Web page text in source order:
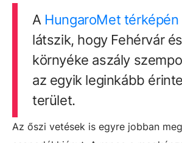
A HungaroMet térképén
látszik, hogy Fehérvár és
környéke aszály
az egyik leginkább
terület.
Az őszi vetések is egyre jobban